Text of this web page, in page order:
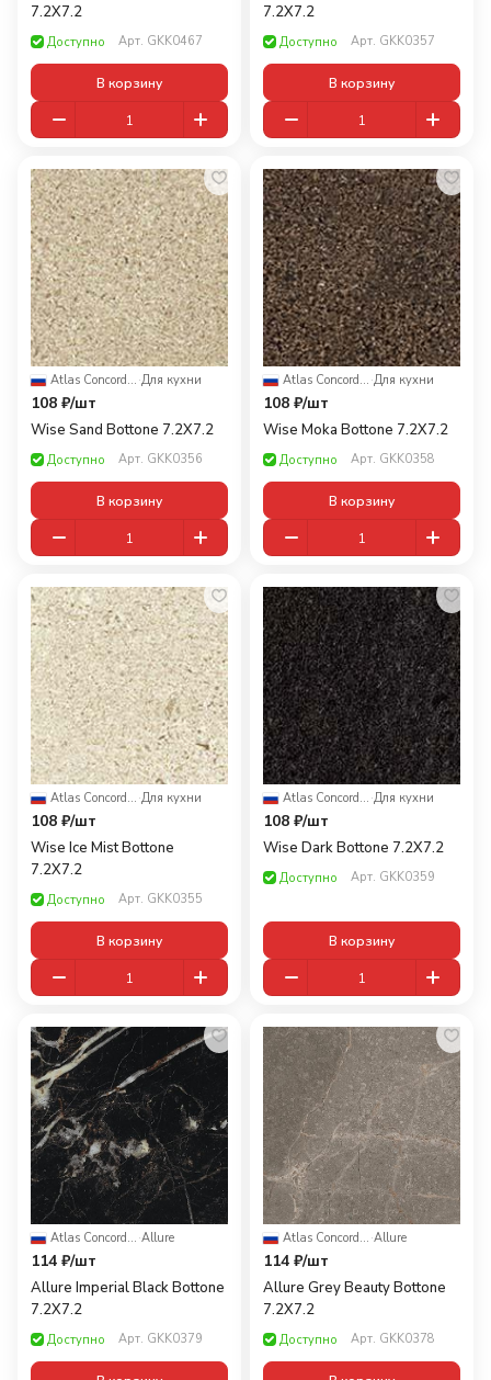
7.2X7.2
Доступно Арт. GKK0467
В корзину
7.2X7.2
Доступно Арт. GKK0357
В корзину
Atlas Concorde Russia ·Для кухни
108 ₽/шт
Wise Sand Bottone 7.2X7.2
Доступно Арт. GKK0356
В корзину
Atlas Concorde Russia ·Для кухни
108 ₽/шт
Wise Moka Bottone 7.2X7.2
Доступно Арт. GKK0358
В корзину
Atlas Concorde Russia ·Для кухни
108 ₽/шт
Wise Ice Mist Bottone
7.2X7.2
Доступно Арт. GKK0355
В корзину
Atlas Concorde Russia ·Для кухни
108 ₽/шт
Wise Dark Bottone 7.2X7.2
Доступно Арт. GKK0359
В корзину
Atlas Concorde Russia ·Allure
114 ₽/шт
Allure Imperial Black Bottone
7.2X7.2
Доступно Арт. GKK0379
Atlas Concorde Russia ·Allure
114 ₽/шт
Allure Grey Beauty Bottone
7.2X7.2
Доступно Арт. GKK0378